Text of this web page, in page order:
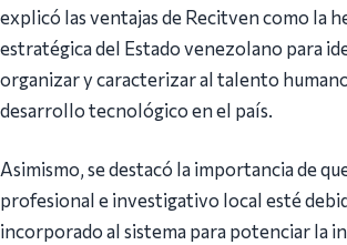
explicó las ventajas de Recitven como la
estratégica del Estado venezolano para
organizar y caracterizar al talento
desarrollo tecnológico en el país.
Asimismo, se destacó la importancia de
profesional e investigativo local esté
incorporado al sistema para potenciar la